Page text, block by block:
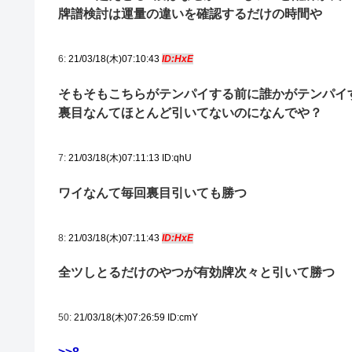
牌譜検討は運量の違いを確認するだけの時間や
6: 21/03/18(木)07:10:43 ID:HxE
そもそもこちらがテンパイする前に誰かがテンパイ
裏目なんてほとんど引いてないのになんでや？
7: 21/03/18(木)07:11:13 ID:qhU
ワイなんて毎回裏目引いても勝つ
8: 21/03/18(木)07:11:43 ID:HxE
全ツしとるだけのやつが有効牌次々と引いて勝つ
50: 21/03/18(木)07:26:59 ID:cmY